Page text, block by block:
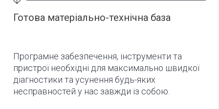
Готова матеріально-технічна база
Програмне забезпечення, інструменти та
пристрої необхідні для максимально швидкої
діагностики та усунення будь-яких
несправностей у нас завжди із собою.